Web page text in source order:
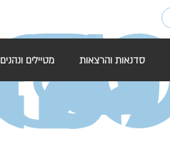
סדנאות והרצאות מטיילים ונהנים